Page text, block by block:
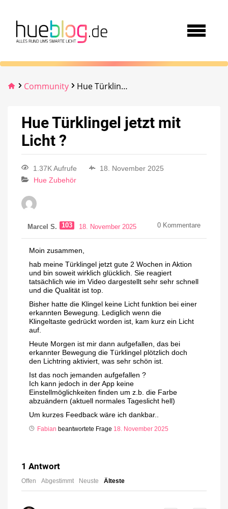
Community Hue Türklingel jetzt mit Licht ?
Hue Türklingel jetzt mit
Licht ?
1.37K Aufrufe
18. November 2025
Hue Zubehör
Marcel S. 103 18. November 2025 0 Kommentare
Moin zusammen,
hab meine Türklingel jetzt gute 2 Wochen in Aktion
und bin soweit wirklich glücklich. Sie reagiert
tatsächlich wie im Video dargestellt sehr sehr schnell
und die Qualität ist top.
Bisher hatte die Klingel keine Licht funktion bei einer
erkannten Bewegung. Lediglich wenn die
Klingeltaste gedrückt worden ist, kam kurz ein Licht
auf.
Heute Morgen ist mir dann aufgefallen, das bei
erkannter Bewegung die Türklingel plötzlich doch
den Lichtring aktiviert, was sehr schön ist.
Ist das noch jemanden aufgefallen ?
Ich kann jedoch in der App keine
Einstellmöglichkeiten finden um z.b. die Farbe
abzuändern (aktuell normales Tageslicht hell)
Um kurzes Feedback wäre ich dankbar..
Fabian beantwortete Frage 18. November 2025
1 Antwort
Offen Abgestimmt Neuste Älteste